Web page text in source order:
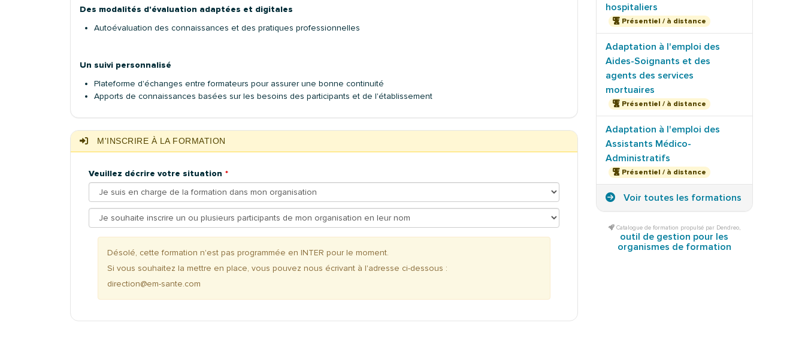
Des modalités d'évaluation adaptées et digitales
Autoévaluation des connaissances et des pratiques professionnelles
Un suivi personnalisé
Plateforme d'échanges entre formateurs pour assurer une bonne continuité
Apports de connaissances basées sur les besoins des participants et de l'établissement
M'INSCRIRE À LA FORMATION
Veuillez décrire votre situation
Désolé, cette formation n'est pas programmée en INTER pour le moment.
Si vous souhaitez la mettre en place, vous pouvez nous écrivant à l'adresse ci-dessous :
direction@em-sante.com
hospitaliers
Présentiel / à distance
Adaptation à l'emploi des
Aides-Soignants et des
agents des services
mortuaires
Présentiel / à distance
Adaptation à l'emploi des
Assistants Médico-
Administratifs
Présentiel / à distance
Voir toutes les formations
Catalogue de formation propulsé par Dendreo,
outil de gestion pour les
organismes de formation